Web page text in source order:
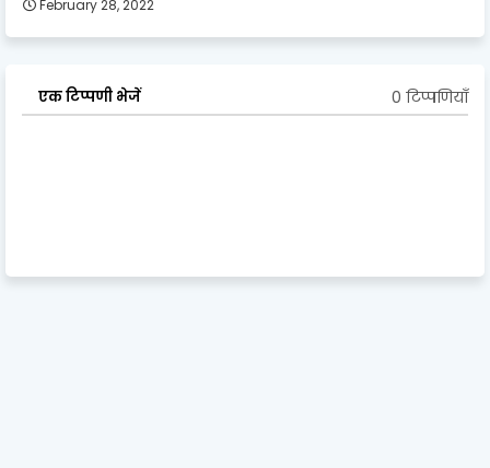
February 28, 2022
एक टिप्पणी भेजें 0 टिप्पणियाँ